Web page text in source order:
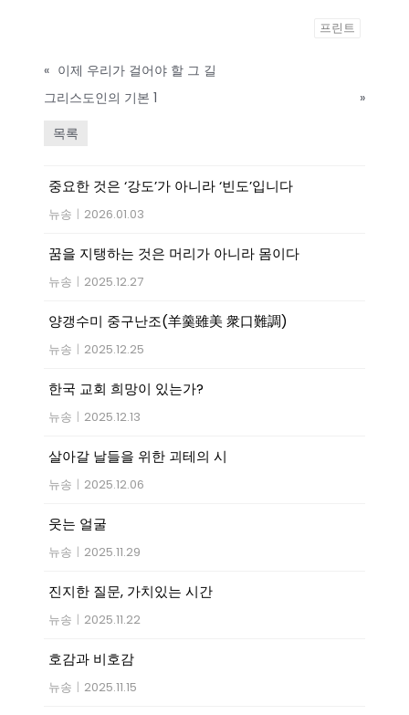
프린트
« 이제 우리가 걸어야 할 그 길
그리스도인의 기본 1
»
목록
중요한 것은 ‘강도’가 아니라 ‘빈도’입니다
뉴송 | 2026.01.03
꿈을 지탱하는 것은 머리가 아니라 몸이다
뉴송 | 2025.12.27
양갱수미 중구난조(羊羹雖美 衆口難調)
뉴송 | 2025.12.25
한국 교회 희망이 있는가?
뉴송 | 2025.12.13
살아갈 날들을 위한 괴테의 시
뉴송 | 2025.12.06
웃는 얼굴
뉴송 | 2025.11.29
진지한 질문, 가치있는 시간
뉴송 | 2025.11.22
호감과 비호감
뉴송 | 2025.11.15